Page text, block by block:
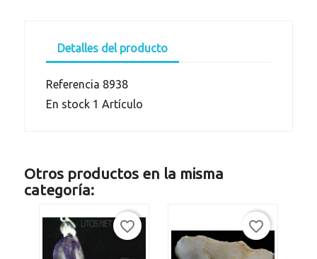
Detalles del producto
Referencia 8938
En stock 1 Artículo
Otros productos en la misma
categoría:
favorite_border favorite_border